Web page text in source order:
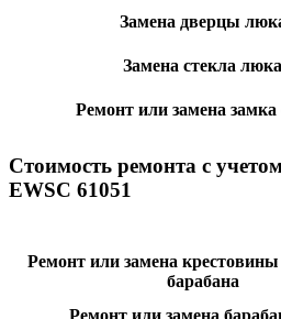
Замена дверцы
Замена стекла люка
Ремонт или замена
Стоимость ремонта с
EWSC 61051
Ремонт или замена
барабана